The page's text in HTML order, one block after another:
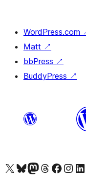
WordPress.com
Matt ↗
bbPress ↗
BuddyPress ↗
X (旧 Twitter) アカウントへBluesky アカウントへMastodon アカウントへThreads アカウントへ Facebook ページへInstagram アカウントへ LinkedIn アカウントへ